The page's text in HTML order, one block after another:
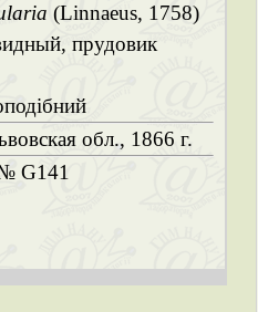
(Linnaeus, 1758)
прудовик
обл., 1866 г.
G141